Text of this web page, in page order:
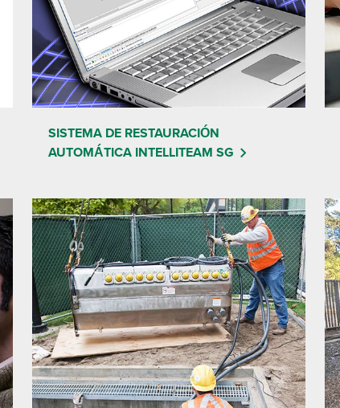
SISTEMA DE RESTAURACIÓN
AUTOMÁTICA INTELLITEAM SG